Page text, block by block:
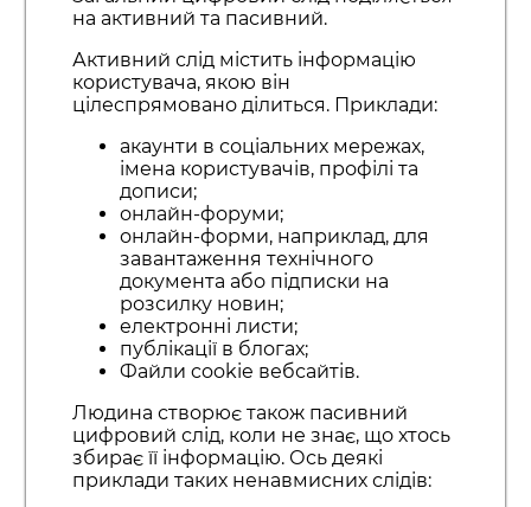
на активний та пасивний.
Активний слід містить інформацію
користувача, якою він
цілеспрямовано ділиться. Приклади:
акаунти в соціальних мережах,
імена користувачів, профілі та
дописи;
онлайн-форуми;
онлайн-форми, наприклад, для
завантаження технічного
документа або підписки на
розсилку новин;
електронні листи;
публікації в блогах;
Файли cookie вебсайтів.
Людина створює також пасивний
цифровий слід, коли не знає, що хтось
збирає її інформацію. Ось деякі
приклади таких ненавмисних слідів: